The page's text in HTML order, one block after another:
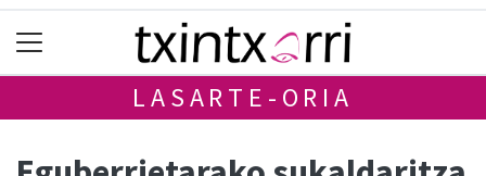
LASARTE-ORIA